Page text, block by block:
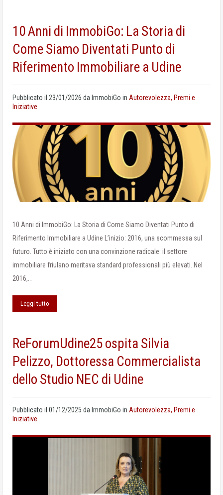
10 Anni di ImmobiGo: La Storia di
Come Siamo Diventati Punto di
Riferimento Immobiliare a Udine
Pubblicato il 23/01/2026 da ImmobiGo in Autorevolezza, Premi e
Iniziative
10 Anni di ImmobiGo: La Storia di Come Siamo Diventati Punto di
Riferimento Immobiliare a Udine L’inizio: 2016, una scommessa sul
futuro. Tutto è iniziato con una convinzione radicale: il settore
immobiliare friulano meritava standard professionali più elevati. Nel
2016,…
Leggi tutto
ReForumUdine25 ospita Silvia
Pelizzo, Dottoressa Commercialista
dello Studio NEC di Udine
Pubblicato il 01/12/2025 da ImmobiGo in Autorevolezza, Premi e
Iniziative